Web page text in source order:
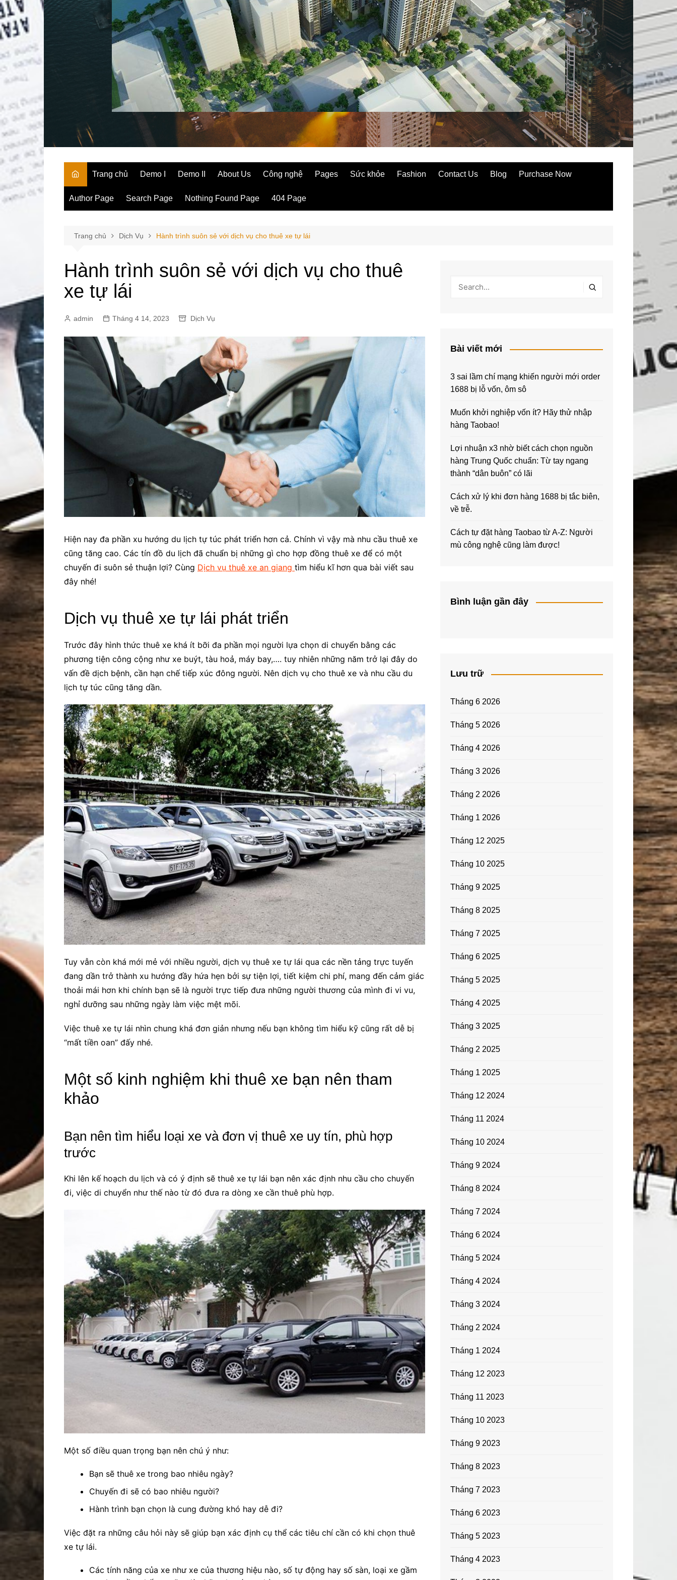
Trang chủ Demo I Demo II About Us Công nghệ Pages Sức khỏe Fashion Contact Us Blog Purchase Now
Author Page Search Page Nothing Found Page 404 Page
Trang chủ Dịch Vụ Hành trình suôn sẻ với dịch vụ cho thuê xe tự lái
Hành trình suôn sẻ với dịch vụ cho thuê
xe tự lái
admin Tháng 4 14, 2023 Dịch Vụ
Hiện nay đa phần xu hướng du lịch tự túc phát triển hơn cả. Chính vì vậy mà nhu cầu thuê xe
cũng tăng cao. Các tín đồ du lịch đã chuẩn bị những gì cho hợp đồng thuê xe để có một
chuyến đi suôn sẻ thuận lợi? Cùng Dịch vụ thuê xe an giang tìm hiểu kĩ hơn qua bài viết sau
đây nhé!
Dịch vụ thuê xe tự lái phát triển
Trước đây hình thức thuê xe khá ít bỡi đa phần mọi người lựa chọn di chuyển bằng các
phương tiện công cộng như xe buýt, tàu hoả, máy bay,…. tuy nhiên những năm trở lại đây do
vấn đề dịch bệnh, cần hạn chế tiếp xúc đông người. Nên dịch vụ cho thuê xe và nhu cầu du
lịch tự túc cũng tăng dần.
Tuy vẫn còn khá mới mẻ với nhiều người, dịch vụ thuê xe tự lái qua các nền tảng trực tuyến
đang dần trở thành xu hướng đầy hứa hẹn bởi sự tiện lợi, tiết kiệm chi phí, mang đến cảm giác
thoải mái hơn khi chính bạn sẽ là người trực tiếp đưa những người thương của mình đi vi vu,
nghỉ dưỡng sau những ngày làm việc mệt mõi.
Việc thuê xe tự lái nhìn chung khá đơn giản nhưng nếu bạn không tìm hiểu kỹ cũng rất dễ bị
“mất tiền oan” đấy nhé.
Một số kinh nghiệm khi thuê xe bạn nên tham
khảo
Bạn nên tìm hiểu loại xe và đơn vị thuê xe uy tín, phù hợp
trước
Khi lên kế hoạch du lịch và có ý định sẽ thuê xe tự lái bạn nên xác định nhu cầu cho chuyến
đi, việc di chuyển như thế nào từ đó đưa ra dòng xe cần thuê phù hợp.
Một số điều quan trọng bạn nên chú ý như:
Bạn sẽ thuê xe trong bao nhiêu ngày?
Chuyến đi sẽ có bao nhiêu người?
Hành trình bạn chọn là cung đường khó hay dễ đi?
Việc đặt ra những câu hỏi này sẽ giúp bạn xác định cụ thể các tiêu chí cần có khi chọn thuê
xe tự lái.
Các tính năng của xe như xe của thương hiệu nào, số tự động hay số sàn, loại xe gầm
Bài viết mới
3 sai lầm chí mạng khiến người mới order
1688 bị lỗ vốn, ôm sô
Muốn khởi nghiệp vốn ít? Hãy thử nhập
hàng Taobao!
Lợi nhuận x3 nhờ biết cách chọn nguồn
hàng Trung Quốc chuẩn: Từ tay ngang
thành “dân buôn” có lãi
Cách xử lý khi đơn hàng 1688 bị tắc biên,
về trễ.
Cách tự đặt hàng Taobao từ A-Z: Người
mù công nghệ cũng làm được!
Bình luận gần đây
Lưu trữ
Tháng 6 2026
Tháng 5 2026
Tháng 4 2026
Tháng 3 2026
Tháng 2 2026
Tháng 1 2026
Tháng 12 2025
Tháng 10 2025
Tháng 9 2025
Tháng 8 2025
Tháng 7 2025
Tháng 6 2025
Tháng 5 2025
Tháng 4 2025
Tháng 3 2025
Tháng 2 2025
Tháng 1 2025
Tháng 12 2024
Tháng 11 2024
Tháng 10 2024
Tháng 9 2024
Tháng 8 2024
Tháng 7 2024
Tháng 6 2024
Tháng 5 2024
Tháng 4 2024
Tháng 3 2024
Tháng 2 2024
Tháng 1 2024
Tháng 12 2023
Tháng 11 2023
Tháng 10 2023
Tháng 9 2023
Tháng 8 2023
Tháng 7 2023
Tháng 6 2023
Tháng 5 2023
Tháng 4 2023